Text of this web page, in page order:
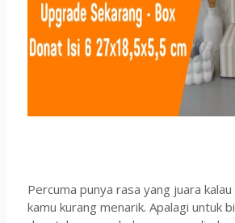
Percuma punya rasa yang juara
kamu kurang menarik. Apalagi untuk